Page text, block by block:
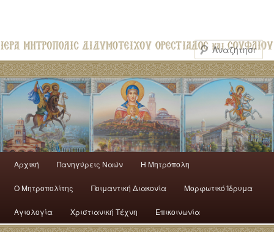
Αρχική Πανηγύρεις Ναών H Mητρόπολη
Ο Mητροπολίτης Ποιμαντική Διακονία Μορφωτικό Ίδρυμα
Αγιολογία Χριστιανική Τέχνη Επικοινωνία